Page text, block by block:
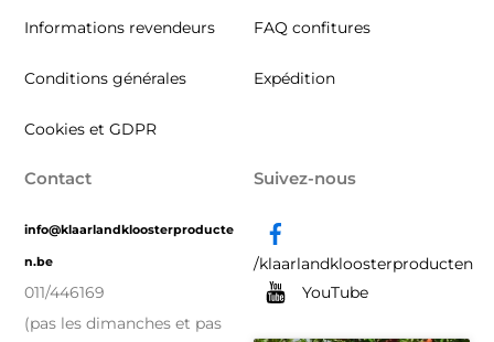
Informations revendeurs
Conditions générales
Cookies et GDPR
FAQ confitures
Expédition
Contact
info@klaarlandkloosterproducte
n.be
011/446169
(pas les dimanches et pas
Suivez-nous
/klaarlandkloosterproducten
YouTube